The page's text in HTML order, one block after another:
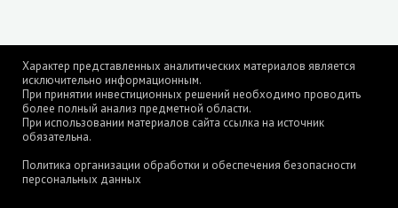
Характер представленных аналитических материалов является
исключительно информационным.
При принятии инвестиционных решений необходимо проводить
более полный анализ предметной области.
При использовании материалов сайта ссылка на источник
обязательна.
Политика организации обработки и обеспечения безопасности
персональных данных